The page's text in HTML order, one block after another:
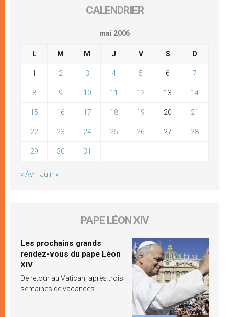
CALENDRIER
mai 2006
L M M J V S D
1 2 3 4 5 6 7
8 9 10 11 12 13 14
15 16 17 18 19 20 21
22 23 24 25 26 27 28
29 30 31
« Avr Juin »
PAPE LÉON XIV
Les prochains grands
rendez-vous du pape Léon
XIV
De retour au Vatican, après trois
semaines de vacances